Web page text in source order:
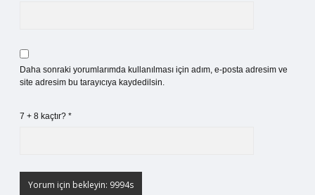
Daha sonraki yorumlarımda kullanılması için adım, e-posta adresim ve
site adresim bu tarayıcıya kaydedilsin.
7 + 8 kaçtır? *